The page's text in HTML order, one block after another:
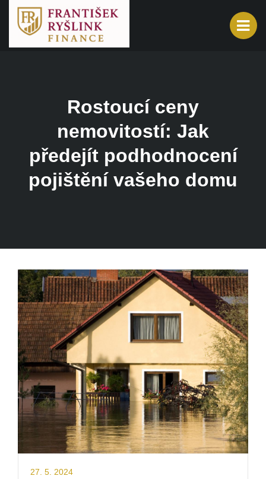
Rostoucí ceny
nemovitostí: Jak
předejít podhodnocení
pojištění vašeho domu
27. 5. 2024